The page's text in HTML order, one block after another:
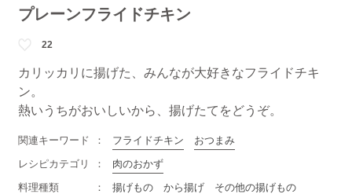
プレーンフライドチキン
22
カリッカリに揚げた、みんなが大好きなフライドチキ
ン。
熱いうちがおいしいから、揚げたてをどうぞ。
関連キーワード フライドチキン
おつまみ
レシピカテゴリ
肉のおかず
料理種類
揚げもの から揚げ
その他の揚げもの